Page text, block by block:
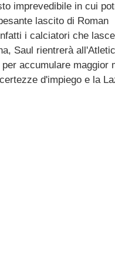
imprevedibile in cui
lascito di Roman
i calciatori che
Saul rientrerà
accumulare maggior
d'impiego e la